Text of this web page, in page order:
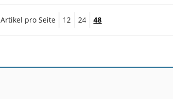
Artikel pro Seite 12 24 48